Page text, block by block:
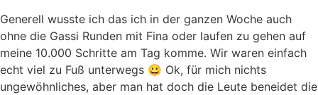
Generell wusste ich das ich in der ganzen Woche auch
ohne die Gassi Runden mit Fina oder laufen zu gehen auf
meine 10.000 Schritte am Tag komme. Wir waren einfach
echt viel zu Fuß unterwegs 😀 Ok, für mich nichts
ungewöhnliches, aber man hat doch die Leute beneidet die